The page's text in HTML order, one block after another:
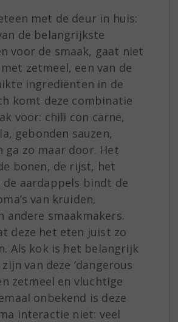
met de deur in huis:
de belangrijkste
voor de smaak, gaat niet
zetmeel, een van de
ingrediënten in de
komt deze combinatie
voor: chili con carne,
gebonden sauzen,
ga zo maar door. Het
bonen, de rijst, het
de aardappels bindt de
van kruiden,
andere smaakmakers.
deze het eten juist zo
Als kok is het belangrijk
van deze ‘dangerous
zetmeel en vluchtige
onbekend is deze
interactie niet: veel